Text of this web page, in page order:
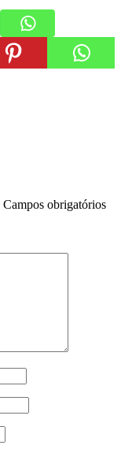
Campos obrigatórios